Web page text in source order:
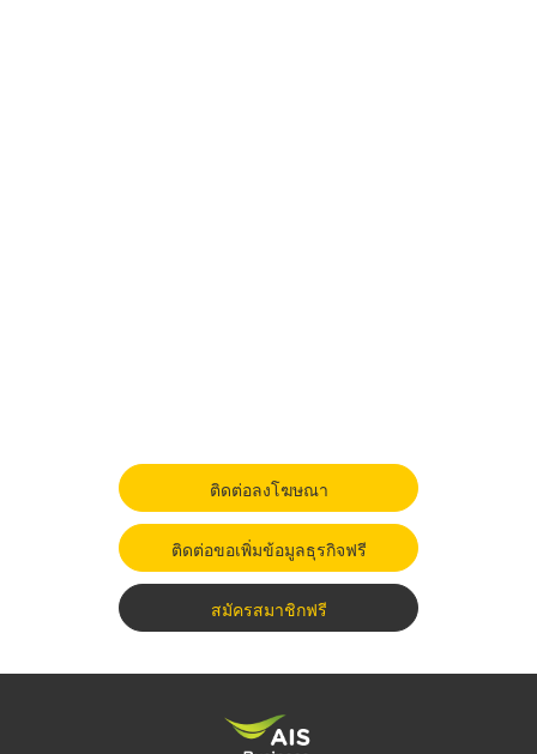
ติดต่อลงโฆษณา
ติดต่อขอเพิ่มข้อมูลธุรกิจฟรี
สมัครสมาชิกฟรี